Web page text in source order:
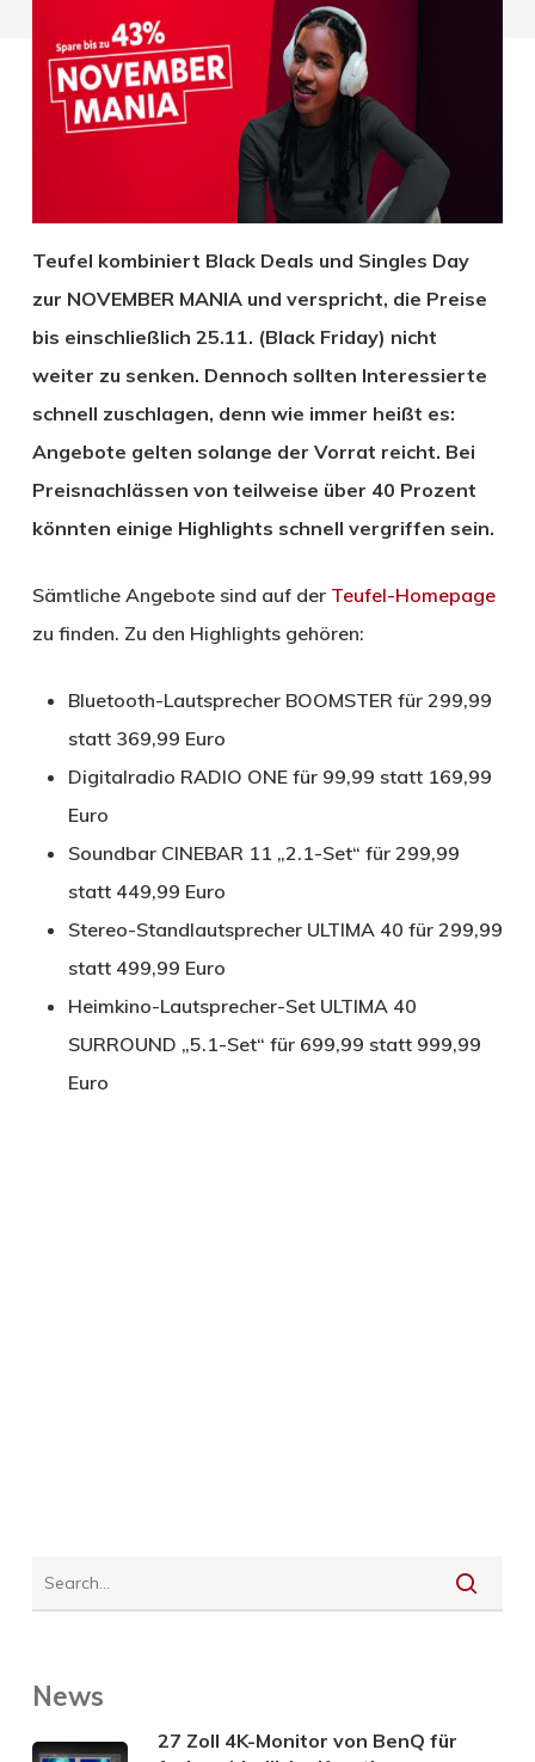
Teufel kombiniert Black Deals und Singles Day
zur NOVEMBER MANIA und verspricht, die Preise
bis einschließlich 25.11. (Black Friday) nicht
weiter zu senken. Dennoch sollten Interessierte
schnell zuschlagen, denn wie immer heißt es:
Angebote gelten solange der Vorrat reicht. Bei
Preisnachlässen von teilweise über 40 Prozent
könnten einige Highlights schnell vergriffen sein.
Sämtliche Angebote sind auf der Teufel-Homepage
zu finden. Zu den Highlights gehören:
Bluetooth-Lautsprecher BOOMSTER für 299,99
statt 369,99 Euro
Digitalradio RADIO ONE für 99,99 statt 169,99
Euro
Soundbar CINEBAR 11 „2.1-Set“ für 299,99
statt 449,99 Euro
Stereo-Standlautsprecher ULTIMA 40 für 299,99
statt 499,99 Euro
Heimkino-Lautsprecher-Set ULTIMA 40
SURROUND „5.1-Set“ für 699,99 statt 999,99
Euro
News
27 Zoll 4K-Monitor von BenQ für